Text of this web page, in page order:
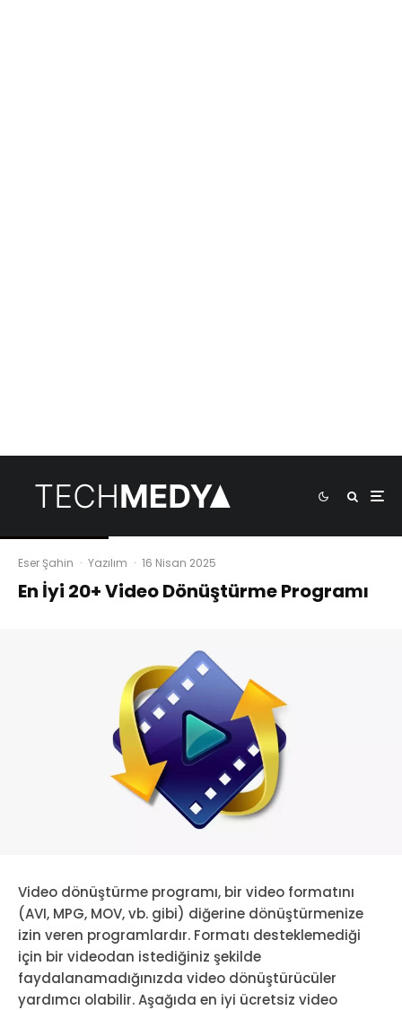
Eser Şahin · Yazılım · 16 Nisan 2025
En İyi 20+ Video Dönüştürme Programı
Video dönüştürme programı, bir video formatını
(AVI, MPG, MOV, vb. gibi) diğerine dönüştürmenize
izin veren programlardır. Formatı desteklemediği
için bir videodan istediğiniz şekilde
faydalanamadığınızda video dönüştürücüler
yardımcı olabilir. Aşağıda en iyi ücretsiz video